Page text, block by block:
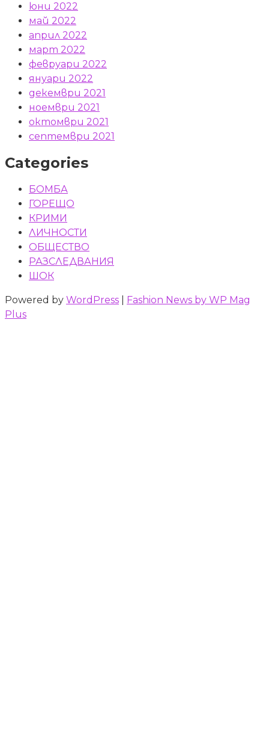
юни 2022
май 2022
април 2022
март 2022
февруари 2022
януари 2022
декември 2021
ноември 2021
октомври 2021
септември 2021
Categories
БОМБА
ГОРЕЩО
КРИМИ
ЛИЧНОСТИ
ОБЩЕСТВО
РАЗСЛЕДВАНИЯ
ШОК
Powered by WordPress
Fashion News by WP Mag
Plus